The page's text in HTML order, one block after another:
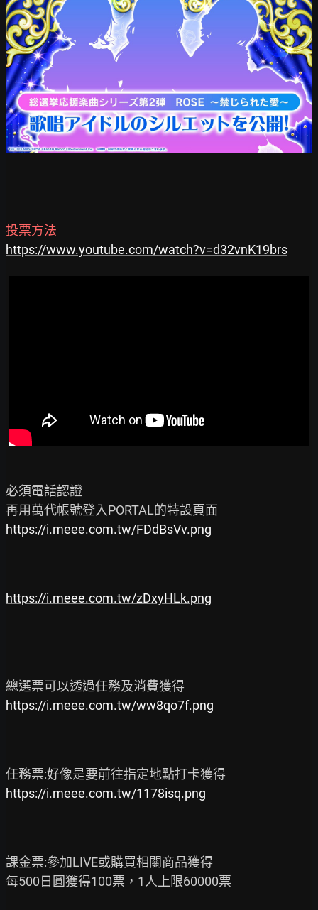
投票方法
https://www.youtube.com/watch?v=d32vnK19brs
必須電話認證
https://i.meee.com.tw/FDdBsVv.png
https://i.meee.com.tw/zDxyHLk.png
https://i.meee.com.tw/ww8qo7f.png
https://i.meee.com.tw/1178isq.png
課金票:參加LIVE或購買相關商品獲得
每500日圓獲得100票，1人上限60000票